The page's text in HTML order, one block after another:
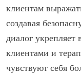
клиентам
создавая
диалог
клиентами и
чувствуют себя